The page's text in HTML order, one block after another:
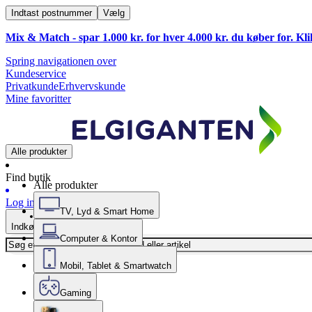
Indtast postnummer Vælg
Mix & Match - spar 1.000 kr. for hver 4.000 kr. du køber for.
Spring navigationen over
Kundeservice
PrivatkundeErhvervskunde
Mine favoritter
Alle produkter
Find butik
Log ind
Indkøbskurv
Alle produkter
TV, Lyd & Smart Home
Computer & Kontor
Mobil, Tablet & Smartwatch
Gaming